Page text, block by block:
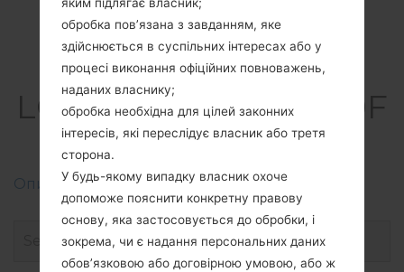
Прошивки
LGGD880F(LGGD880F
) akaLG Mini
Описання регіонів прошивок телефонів LG
яким підлягає власник;
обробка пов’язана з завданням, яке
здійснюється в суспільних інтересах або у
процесі виконання офіційних повноважень,
наданих власнику;
обробка необхідна для цілей законних
інтересів, які переслідує власник або третя
сторона.
У будь-якому випадку власник охоче
допоможе пояснити конкретну правову
основу, яка застосовується до обробки, і
зокрема, чи є надання персональних даних
обов’язковою або договірною умовою, або ж